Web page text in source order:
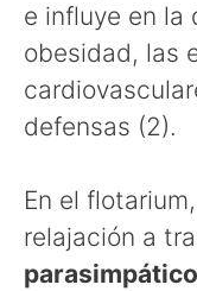
e influye en la
obesidad, las
defensas (2).
En el
relajación a
parasimpático